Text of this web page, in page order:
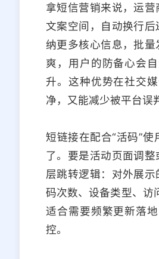
拿短信营销来说，运
文案空间，自动换行
纳更多核心信息，批
爽，用户的防备心会
升。这种优势在社交
净，又能减少被平台误
短链接在配合“活码”
了。要是活动页面调
层跳转逻辑：对外展
码次数、设备类型、访
适合需要频繁更新落
控。